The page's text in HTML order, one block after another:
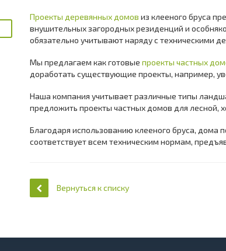
Проекты деревянных домов из клееного бруса
внушительных загородных резиденций и
обязательно учитывают наряду с техническими
Мы предлагаем как готовые проекты частных
доработать существующие проекты, например,
Наша компания учитывает различные типы
предложить проекты частных домов для лесной,
Благодаря использованию клееного бруса, дома
соответствует всем техническим нормам,
Вернуться к списку